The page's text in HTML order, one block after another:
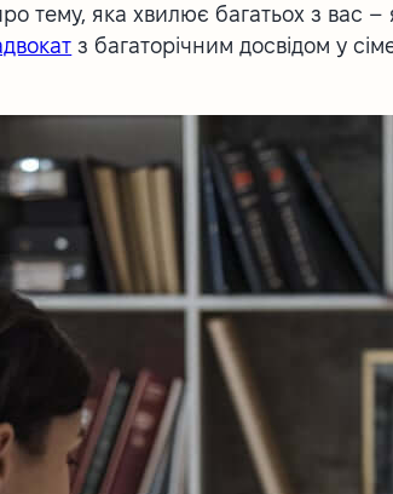
тему, яка хвилює багатьох з вас
з багаторічним досвідом у